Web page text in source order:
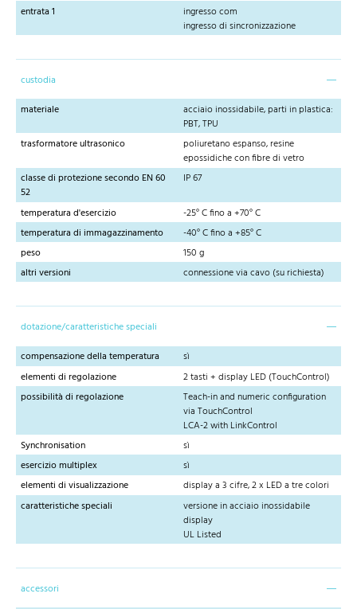
entrata 1
ingresso com
ingresso di sincronizzazione
custodia
materiale
acciaio inossidabile, parti in plastica:
PBT, TPU
trasformatore ultrasonico
poliuretano espanso, resine
epossidiche con fibre di vetro
classe di protezione secondo EN 60
52
IP 67
temperatura d'esercizio
-25° C fino a +70° C
temperatura di immagazzinamento
-40° C fino a +85° C
peso
150 g
altri versioni
connessione via cavo (su richiesta)
dotazione/caratteristiche speciali
compensazione della temperatura
sì
elementi di regolazione
2 tasti + display LED (TouchControl)
possibilità di regolazione
Teach-in and numeric configuration
via TouchControl
LCA-2 with LinkControl
Synchronisation
sì
esercizio multiplex
sì
elementi di visualizzazione
display a 3 cifre, 2 x LED a tre colori
caratteristiche speciali
versione in acciaio inossidabile
display
UL Listed
accessori